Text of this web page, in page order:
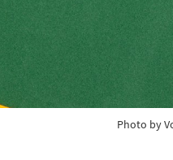
Photo by